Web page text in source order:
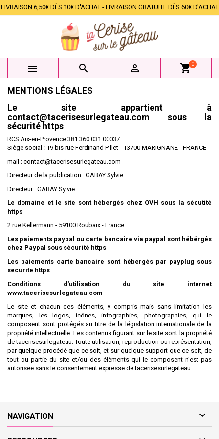
LIVRAISON 6,50€ DÈS 10€ D'ACHAT - LIVRAISON GRATUITE DÈS 60€ D'ACHAT
   shopping_cart0
MENTIONS LÉGALES
Le site appartient à
contact@tacerisesurlegateau.com sous la
sécurité https
RCS Aix-en-Provence 381 360 031 00037
Siège social : 19 bis rue Ferdinand Pillet - 13700 MARIGNANE - FRANCE
mail : contact@tacerisesurlegateau.com
Directeur de la publication : GABAY Sylvie
Directeur : GABAY Sylvie
Le domaine et le site sont hébergés chez OVH sous la sécutité
https
2 rue Kellermann - 59100 Roubaix - France
Les paiements paypal ou carte bancaire via paypal sont hébérgés
chez Paypal sous sécurité https
Les paiements carte bancaire sont hébergés par payplug sous
sécurité https
Conditions d'utilisation du site internet
www.tacerisesurlegateau.com
Le site et chacun des éléments, y compris mais sans limitation les
marques, les logos, icônes, infographies, photographies, qui le
composent sont protégés au titre de la législation internationale de la
propriété intellectuelle. Les contenus figurant sur le site sont la propriété
de tacerisesurlegateau. Toute utilisation, reproduction ou représentation,
par quelque procédé que ce soit, et sur quelque support que ce soit, de
tout ou partie du site et/ou des éléments qui le composent n'est pas
autorisée sans le consentement expresse de tacerisesurlegateau.
NAVIGATION 
Mes listes d'envies ×
Créer une nouvelle liste
((modalTitle)) ×
((confirmMessage))
((modalDeleteText))
Créer une liste d'envies ×
Nom de la liste d'envies
Connexion ×
Vous devez être connecté pour ajouter des produits à
votre liste d'envies.